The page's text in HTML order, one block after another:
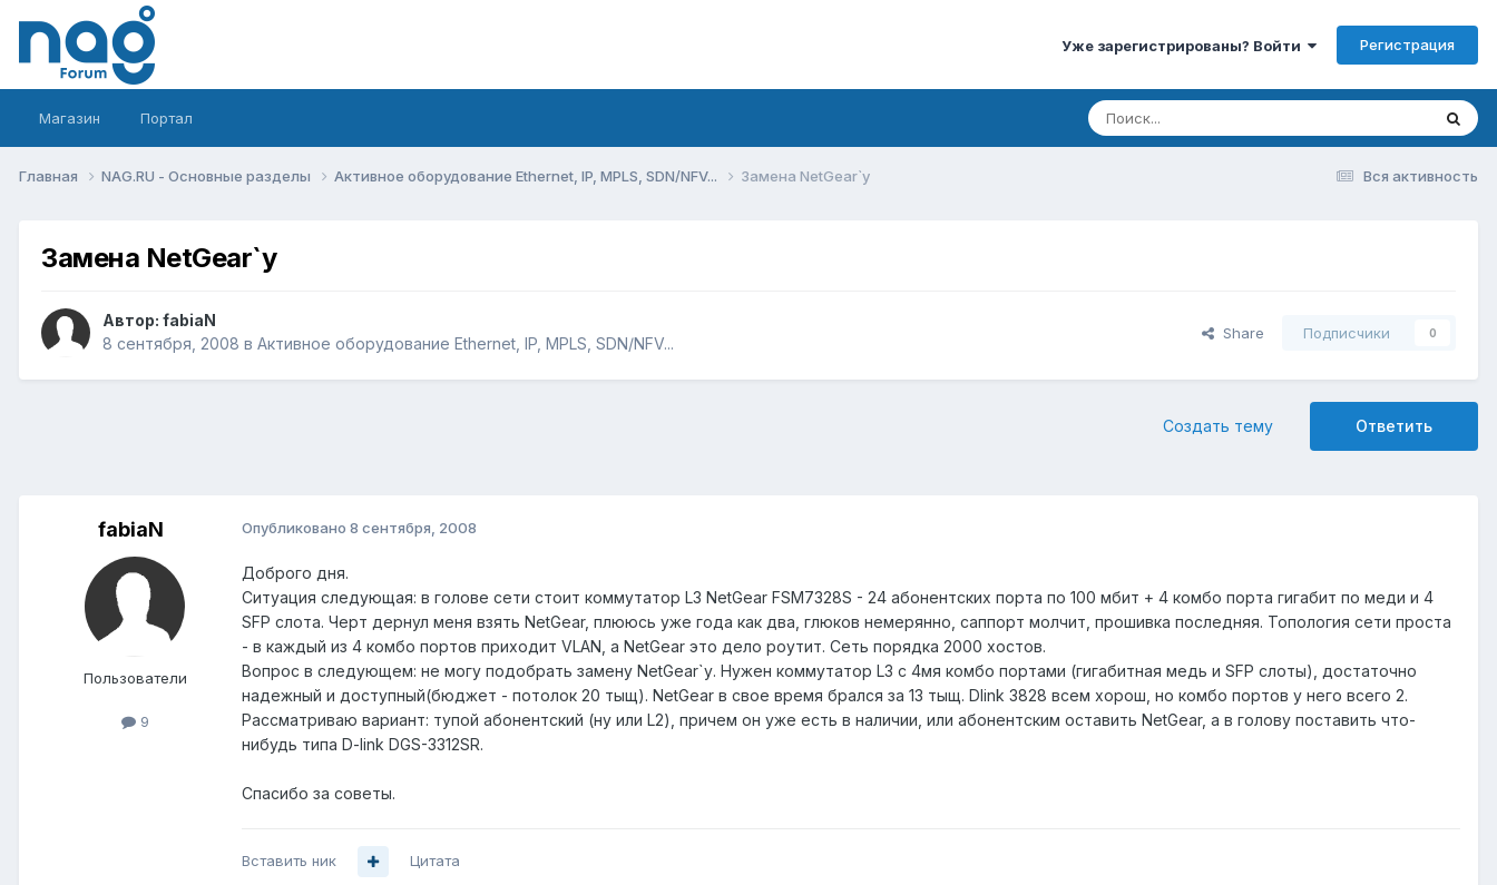
Уже зарегистрированы? Войти Регистрация
Магазин Портал
Вся активность
Главная NAG.RU - Основные разделы Активное оборудование Ethernet, IP, MPLS, SDN/NFV... Замена NetGear`у
Замена NetGear`у
Автор: fabiaN
8 сентября, 2008 в Активное оборудование Ethernet, IP, MPLS, SDN/NFV...
Share Подписчики 0
Ответить
Создать тему
fabiaN
Пользователи
9
Опубликовано 8 сентября, 2008
Доброго дня.
Ситуация следующая: в голове сети стоит коммутатор L3 NetGear FSM7328S - 24 абонентских порта по 100 мбит + 4 комбо порта гигабит по меди и 4
SFP слота. Черт дернул меня взять NetGear, плююсь уже года как два, глюков немерянно, саппорт молчит, прошивка последняя. Топология сети проста
- в каждый из 4 комбо портов приходит VLAN, а NetGear это дело роутит. Сеть порядка 2000 хостов.
Вопрос в следующем: не могу подобрать замену NetGear`у. Нужен коммутатор L3 с 4мя комбо портами (гигабитная медь и SFP слоты), достаточно
надежный и доступный(бюджет - потолок 20 тыщ). NetGear в свое время брался за 13 тыщ. Dlink 3828 всем хорош, но комбо портов у него всего 2.
Рассматриваю вариант: тупой абонентский (ну или L2), причем он уже есть в наличии, или абонентским оставить NetGear, а в голову поставить что-
нибудь типа D-link DGS-3312SR.
Спасибо за советы.
Вставить ник Цитата